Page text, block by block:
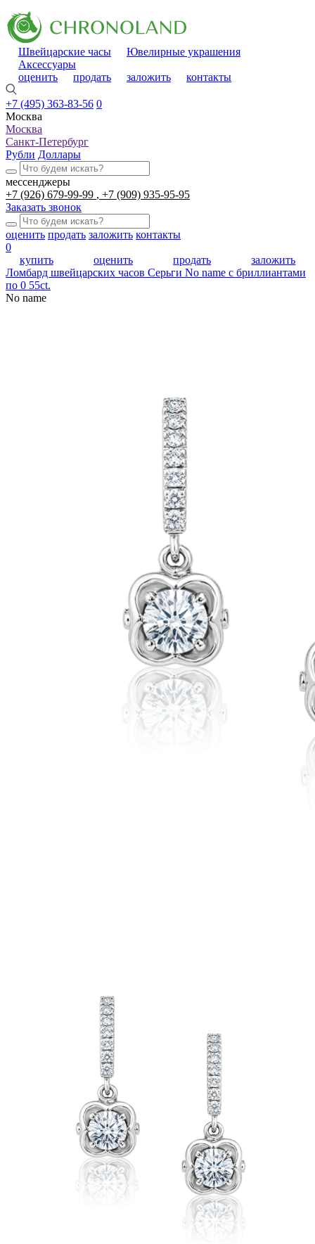
Швейцарские часы
Ювелирные украшения
Аксессуары
оценить
продать заложить контакты
+7 (495) 363-83-56 0
Москва
Москва
Санкт-Петербург
Рубли Доллары
мессенджеры
+7 (926) 679-99-99
+7 (909) 935-95-95
Заказать звонок
оценить продать заложить контакты
0
купить
оценить продать
заложить
Ломбард швейцарских часов Серьги No name с бриллиантами
по 0 55ct.
No name